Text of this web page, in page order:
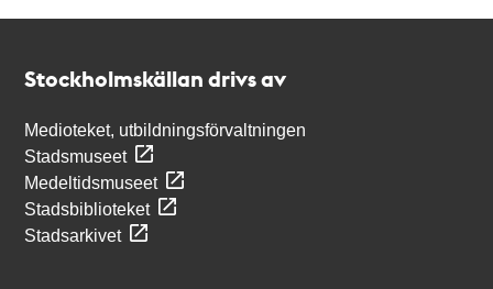
Stockholmskällan drivs av
Medioteket, utbildningsförvaltningen
Stadsmuseet
Medeltidsmuseet
Stadsbiblioteket
Stadsarkivet